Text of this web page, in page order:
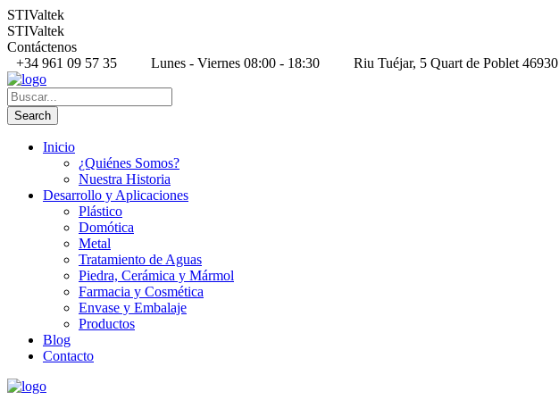
STIValtek
STIValtek
Contáctenos
+34 961 09 57 35
Lunes - Viernes 08:00 - 18:30 Riu Tuéjar, 5 Quart de Poblet 46930
Inicio
¿Quiénes Somos?
Nuestra Historia
Desarrollo y Aplicaciones
Plástico
Domótica
Metal
Tratamiento de Aguas
Piedra, Cerámica y Mármol
Farmacia y Cosmética
Envase y Embalaje
Productos
Blog
Contacto